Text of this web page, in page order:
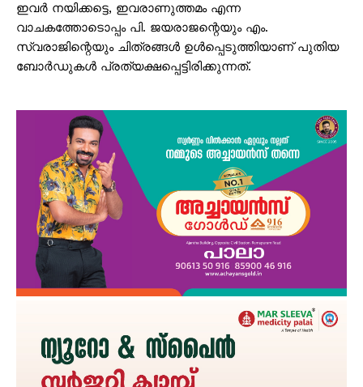
ഇവർ നയിക്കട്ടെ, ഇവരാണുത്തമം എന്ന
വാചകത്തോടൊപ്പം പി. ജയരാജന്റെയും എം.
സ്വരാജിന്റെയും ചിത്രങ്ങൾ ഉൾപ്പെടുത്തിയാണ് പുതിയ
ബോർഡുകൾ പ്രത്യക്ഷപ്പെട്ടിരിക്കുന്നത്.